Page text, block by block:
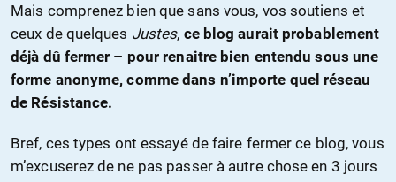
Mais comprenez bien que sans vous, vos soutiens et
ceux de quelques Justes, ce blog aurait probablement
déjà dû fermer – pour renaitre bien entendu sous une
forme anonyme, comme dans n’importe quel réseau
de Résistance.
Bref, ces types ont essayé de faire fermer ce blog, vous
m’excuserez de ne pas passer à autre chose en 3 jours